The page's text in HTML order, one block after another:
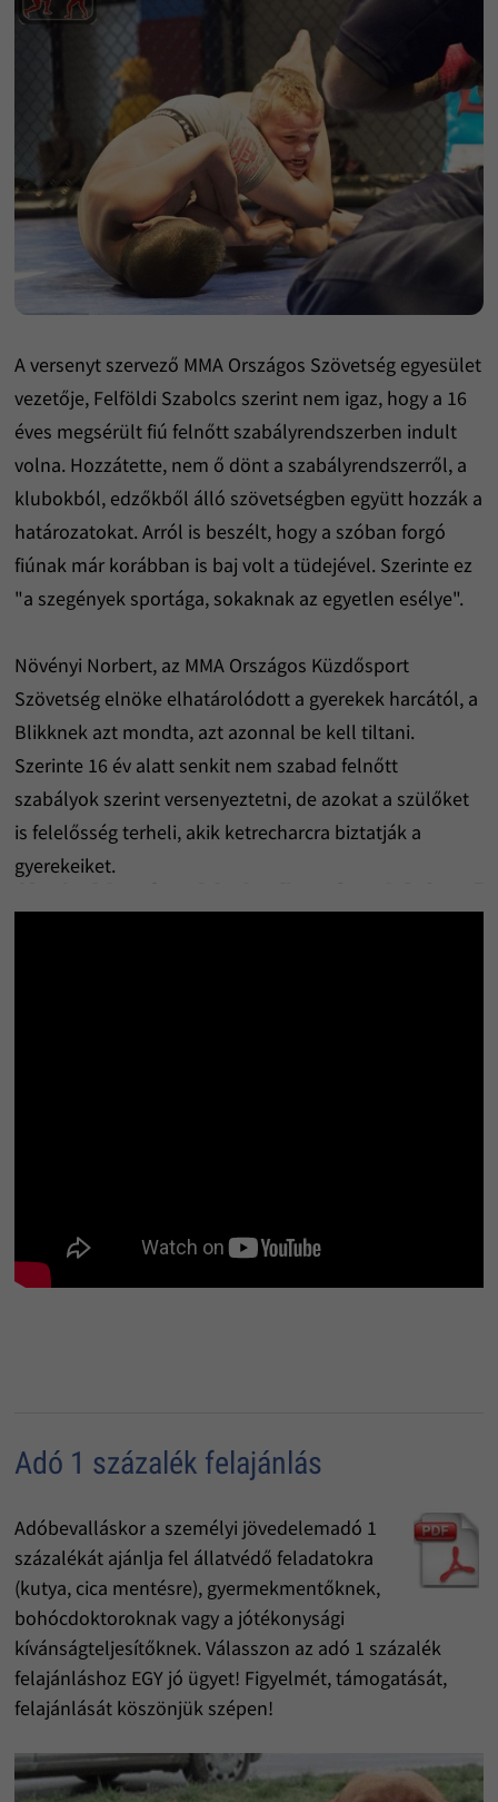
A versenyt szervező MMA Országos Szövetség egyesület
vezetője, Felföldi Szabolcs szerint nem igaz, hogy a 16
éves megsérült fiú felnőtt szabályrendszerben indult
volna. Hozzátette, nem ő dönt a szabályrendszerről, a
klubokból, edzőkből álló szövetségben együtt hozzák a
határozatokat. Arról is beszélt, hogy a szóban forgó
fiúnak már korábban is baj volt a tüdejével. Szerinte ez
"a szegények sportága, sokaknak az egyetlen esélye".
Növényi Norbert, az MMA Országos Küzdősport
Szövetség elnöke elhatárolódott a gyerekek harcától, a
Blikknek azt mondta, azt azonnal be kell tiltani.
Szerinte 16 év alatt senkit nem szabad felnőtt
szabályok szerint versenyeztetni, de azokat a szülőket
is felelősség terheli, akik ketrecharcra biztatják a
gyerekeiket.
Adó 1 százalék felajánlás
Adóbevalláskor a személyi jövedelemadó 1
százalékát ajánlja fel állatvédő feladatokra
(kutya, cica mentésre), gyermekmentőknek,
bohócdoktoroknak vagy a jótékonysági
kívánságteljesítőknek. Válasszon az adó 1 százalék
felajánláshoz EGY jó ügyet! Figyelmét, támogatását,
felajánlását köszönjük szépen!